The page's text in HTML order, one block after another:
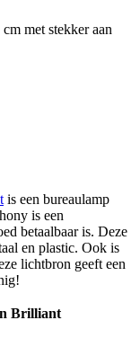
met stekker aan
is een bureaulamp
is een
betaalbaar is. Deze
en plastic. Ook is
lichtbron geeft een
Brilliant